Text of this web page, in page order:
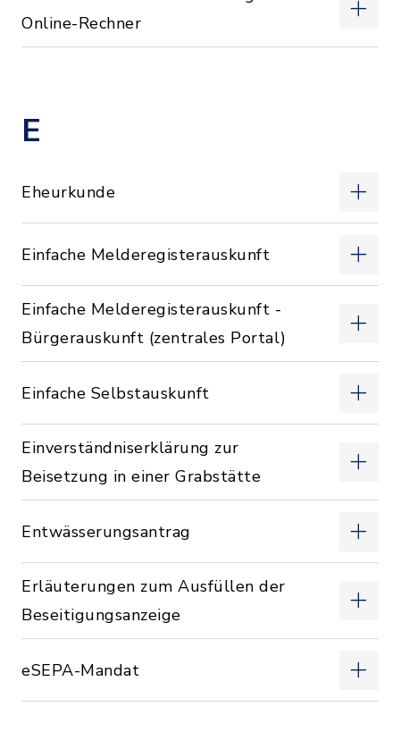
Online-Rechner
E
Eheurkunde
Einfache Melderegisterauskunft
Einfache Melderegisterauskunft -
Bürgerauskunft (zentrales Portal)
Einfache Selbstauskunft
Einverständniserklärung zur
Beisetzung in einer Grabstätte
Entwässerungsantrag
Erläuterungen zum Ausfüllen der
Beseitigungsanzeige
eSEPA-Mandat